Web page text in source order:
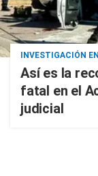
INVESTIGACIÓN
Así es la
fatal en el
judicial